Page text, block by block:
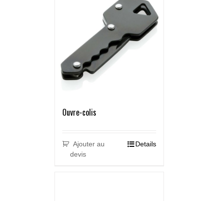
Ouvre-colis
Ajouter au
devis
Details